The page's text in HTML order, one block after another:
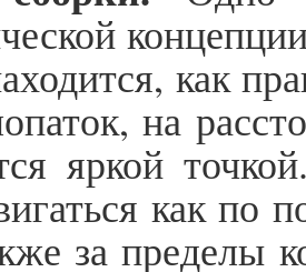
как
на
яркой
как по
за пределы